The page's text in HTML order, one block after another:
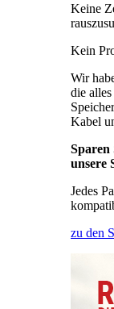
Keine
Kein
Wir
die
Kabel
Sparen
unsere
Jedes
zu den